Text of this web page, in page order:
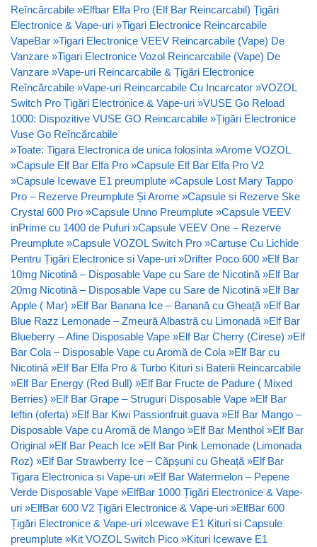
Reîncărcabile »Elfbar Elfa Pro (Elf Bar Reincarcabil) Țigări
Electronice & Vape-uri »Tigari Electronice Reincarcabile
VapeBar »Tigari Electronice VEEV Reincarcabile (Vape) De
Vanzare »Tigari Electronice Vozol Reincarcabile (Vape) De
Vanzare »Vape-uri Reincarcabile & Țigări Electronice
Reîncărcabile »Vape-uri Reincarcabile Cu Incarcator »VOZOL
Switch Pro Țigări Electronice & Vape-uri »VUSE Go Reload
1000: Dispozitive VUSE GO Reincarcabile »Țigări Electronice
Vuse Go Reîncărcabile
»Toate: Tigara Electronica de unica folosinta »Arome VOZOL
»Capsule Elf Bar Elfa Pro »Capsule Elf Bar Elfa Pro V2
»Capsule Icewave E1 preumplute »Capsule Lost Mary Tappo
Pro – Rezerve Preumplute Și Arome »Capsule si Rezerve Ske
Crystal 600 Pro »Capsule Unno Preumplute »Capsule VEEV
inPrime cu 1400 de Pufuri »Capsule VEEV One – Rezerve
Preumplute »Capsule VOZOL Switch Pro »Cartușe Cu Lichide
Pentru Țigări Electronice si Vape-uri »Drifter Poco 600 »Elf Bar
10mg Nicotină – Disposable Vape cu Sare de Nicotină »Elf Bar
20mg Nicotină – Disposable Vape cu Sare de Nicotină »Elf Bar
Apple ( Mar) »Elf Bar Banana Ice – Banană cu Gheață »Elf Bar
Blue Razz Lemonade – Zmeură Albastră cu Limonadă »Elf Bar
Blueberry – Afine Disposable Vape »Elf Bar Cherry (Cirese) »Elf
Bar Cola – Disposable Vape cu Aromă de Cola »Elf Bar cu
Nicotină »Elf Bar Elfa Pro & Turbo Kituri si Baterii Reincarcabile
»Elf Bar Energy (Red Bull) »Elf Bar Fructe de Padure ( Mixed
Berries) »Elf Bar Grape – Struguri Disposable Vape »Elf Bar
Ieftin (oferta) »Elf Bar Kiwi Passionfruit guava »Elf Bar Mango –
Disposable Vape cu Aromă de Mango »Elf Bar Menthol »Elf Bar
Original »Elf Bar Peach Ice »Elf Bar Pink Lemonade (Limonada
Roz) »Elf Bar Strawberry Ice – Căpșuni cu Gheață »Elf Bar
Tigara Electronica si Vape-uri »Elf Bar Watermelon – Pepene
Verde Disposable Vape »ElfBar 1000 Țigări Electronice & Vape-
uri »ElfBar 600 V2 Țigări Electronice & Vape-uri »ElfBar 600
Țigări Electronice & Vape-uri »Icewave E1 Kituri si Capsule
preumplute »Kit VOZOL Switch Pico »Kituri Icewave E1